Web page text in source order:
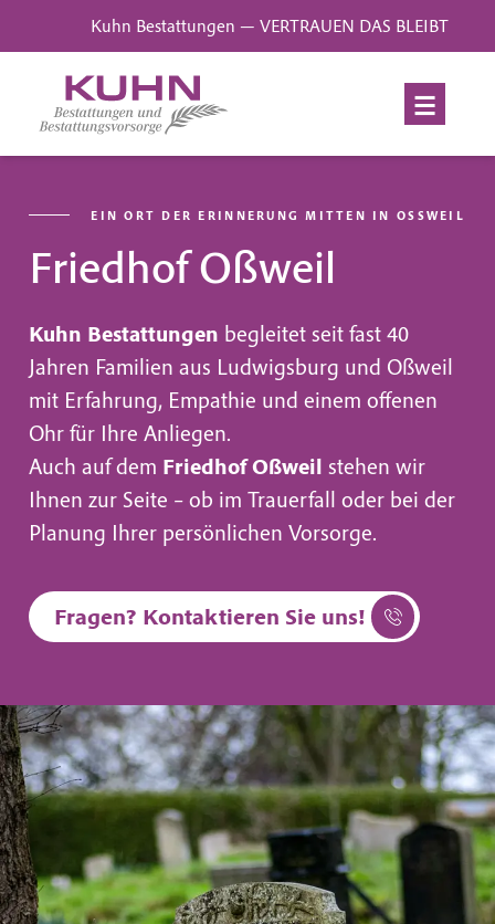
Kuhn Bestattungen — VERTRAUEN DAS BLEIBT
EIN ORT DER ERINNERUNG MITTEN IN OSSWEIL
Friedhof Oßweil
Kuhn Bestattungen begleitet seit fast 40
Jahren Familien aus Ludwigsburg und Oßweil
mit Erfahrung, Empathie und einem offenen
Ohr für Ihre Anliegen.
Auch auf dem Friedhof Oßweil stehen wir
Ihnen zur Seite – ob im Trauerfall oder bei der
Planung Ihrer persönlichen Vorsorge.
Fragen? Kontaktieren Sie uns!